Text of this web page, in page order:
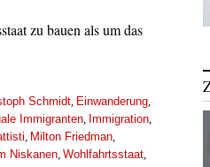
zu bauen als um das
Schmidt, Einwanderung,
Immigranten, Immigration,
, Milton Friedman,
Niskanen, Wohlfahrtsstaat,